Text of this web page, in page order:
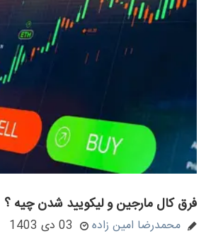
فرق کال مارجین و لیکویید شدن چیه ؟
محمدرضا امین زاده 03 دی 1403